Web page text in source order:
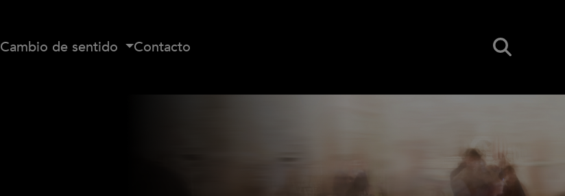
Cambio de sentido Contacto